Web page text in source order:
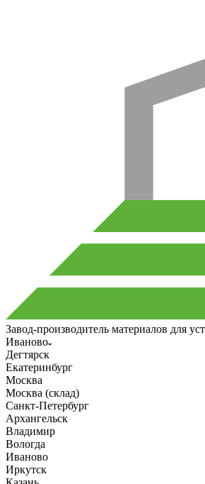
Завод-производитель материалов для
Иваново
Дегтярск
Екатеринбург
Москва
Москва (склад)
Санкт-Петербург
Архангельск
Владимир
Вологда
Иваново
Иркутск